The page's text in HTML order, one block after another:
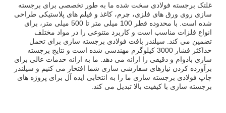
غلتک برجسته فولادی سخت شده ما به طور تخصصی برای برجسته
سازی روی ورق های فلزی، چرم، کاغذ و فیلم های پلاستیکی طراحی
شده است. با محدوده قطر 100 میلی متر تا 500 میلی متر، برای
انواع فلزات مناسب است و کاربرد متنوعی را در مواد مختلف
تضمین می کند. سیلندر بافت فولادی برجسته سازی برای تحمل
حداکثر فشار 3000 کیلوگرم مهندسی شده است و نتایج برجسته
سازی بادوام و دقیقی را ارائه می دهد. ما به ارائه خدمات عالی برای
برآورده کردن نیازهای سفارشی سازی شما افتخار می کنیم و سیلندر
چاپ فولادی برجسته سازی ما را به انتخابی ایده آل برای پروژه های
برجسته سازی با کیفیت بالا تبدیل می کند.